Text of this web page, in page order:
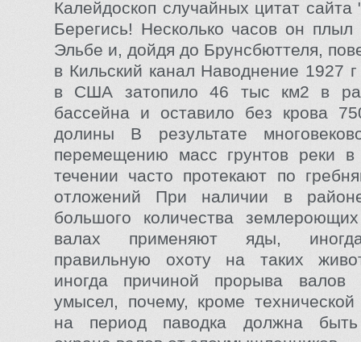
Калейдоскоп случайных цитат сайта
Берегись! Несколько часов он
Эльбе и, дойдя до Брунсбюттеля,
в Кильский канал Наводнение 1927
в США затопило 46 тыс км2 в
бассейна и оставило без крова
долины В результате
перемещению масс грунтов реки
течении часто протекают по
отложений При наличии в
большого количества
валах применяют яды,
правильную охоту на таких
иногда причиной прорыва валов
умысел, почему, кроме
на период паводка должна быть